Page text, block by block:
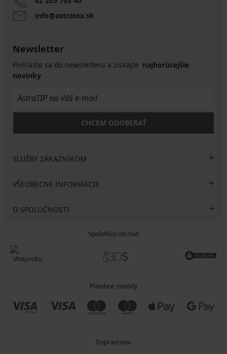
info@astratex.sk
Newsletter
Prihláste sa do newsletteru a získajte najhorúcejšie
novinky
CHCEM ODOBERAŤ
SLUŽBY ZÁKAZNÍKOM
VŠEOBECNÉ INFORMÁCIE
O SPOLOČNOSTI
Spoľahlivý obchod
Platobné metódy
Dopravcovia